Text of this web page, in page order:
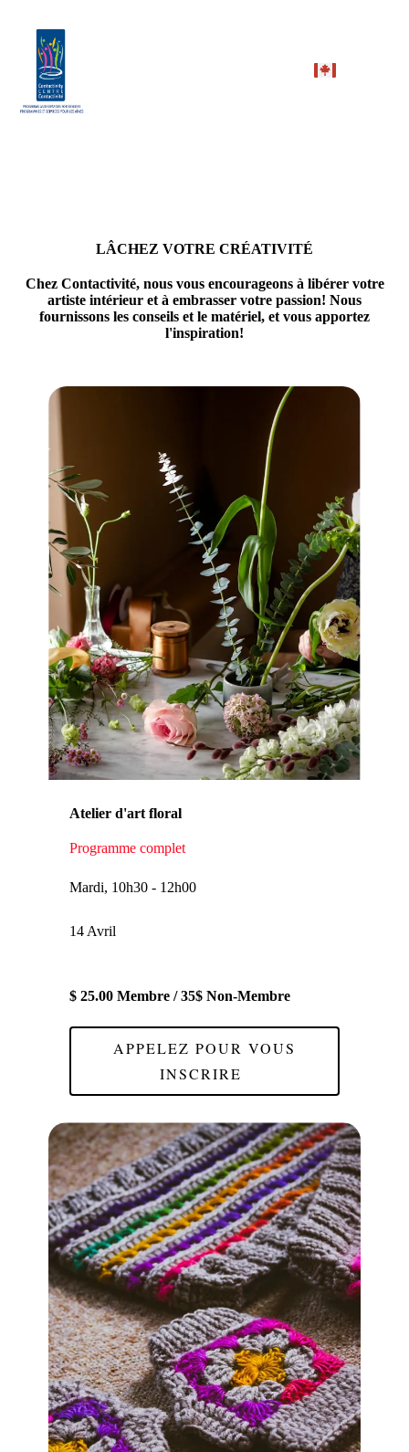
LÂCHEZ VOTRE CRÉATIVITÉ
Chez Contactivité, nous vous encourageons à libérer votre
artiste intérieur et à embrasser votre passion! Nous
fournissons les conseils et le matériel, et vous apportez
l'inspiration!
Atelier d'art floral
Programme complet
Mardi, 10h30 - 12h00
14 Avril
$ 25.00 Membre / 35$ Non-Membre
APPELEZ POUR VOUS
INSCRIRE